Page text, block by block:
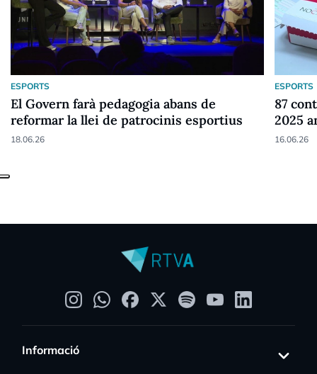
ESPORTS
El Govern farà pedagogia abans de
reformar la llei de patrocinis esportius
18.06.26
ESPORTS
87
2025
16.06.26
Informació